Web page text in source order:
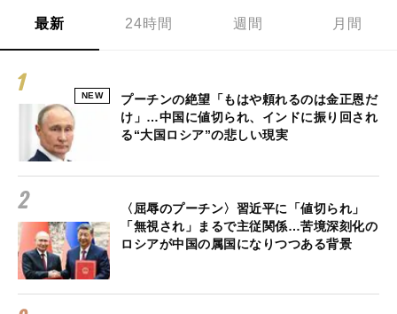
最新 24時間 週間 月間
NEW
プーチンの絶望「もはや頼れるのは金正恩だ
け」…中国に値切られ、インドに振り回され
る“大国ロシア”の悲しい現実
〈屈辱のプーチン〉習近平に「値切られ」
「無視され」まるで主従関係…苦境深刻化の
ロシアが中国の属国になりつつある背景